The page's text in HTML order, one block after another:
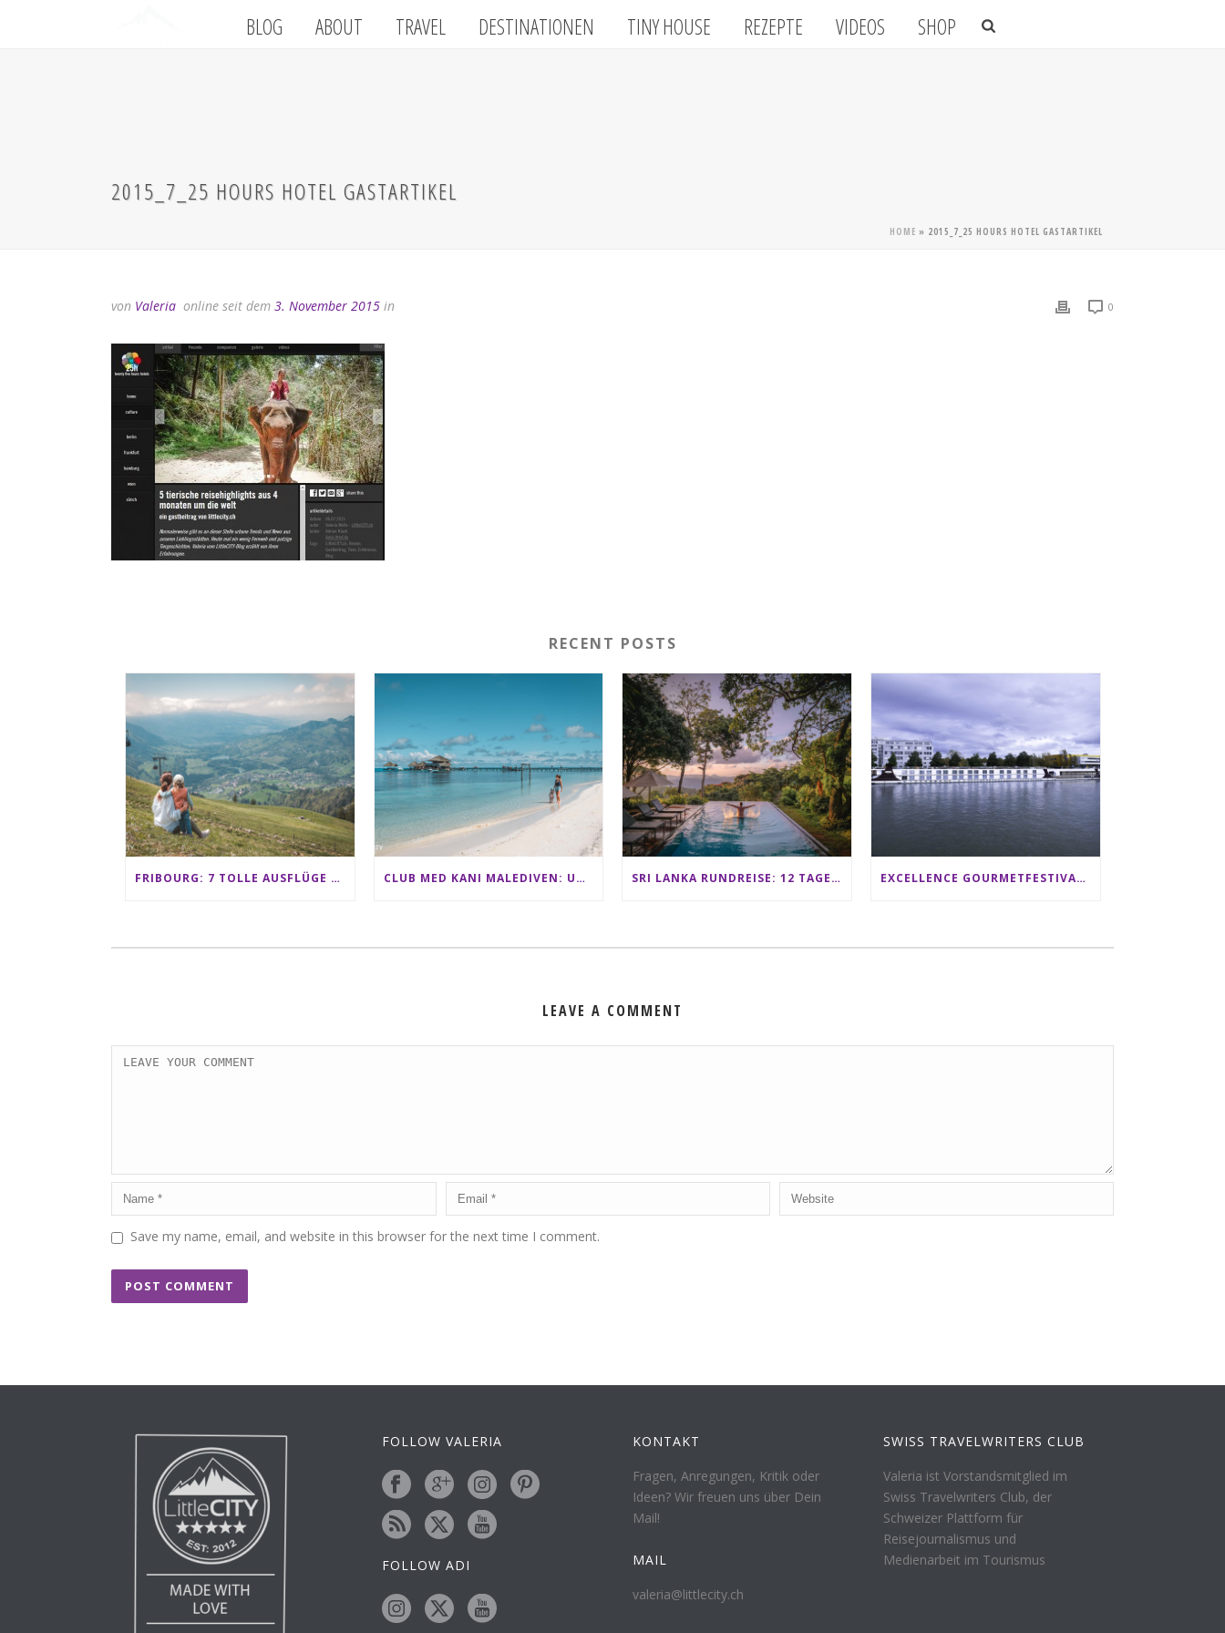
BLOG ABOUT TRAVEL DESTINATIONEN TINY HOUSE REZEPTE VIDEOS SHOP
2015_7_25 HOURS HOTEL GASTARTIKEL
HOME » 2015_7_25 HOURS HOTEL GASTARTIKEL
von Valeria online seit dem 3. November 2015 in 0
RECENT POSTS
FRIBOURG: 7 TOLLE AUSFLÜGE FÜR FAMILIEN VON CHARMEY BIS LES PACCOTS CLUB MED KANI MALEDIVEN: UNSERE ERFAHRUNGEN IM ALL-INCLUSIVE PARADIES SRI LANKA RUNDREISE: 12 TAGE ZWISCHEN ELEFANTEN, TEEPLANTAGEN & STRAND ALS FAMILIE EXCELLENCE GOURMETFESTIVAL ´25: ZWEI STERNEKÖCHE ANTONIO GUIDA & DARIO MORESCO VERWÖHNEN IHRE GÄSTE AUF EINER LUXERIÖSEN SCHIFFSREISE
LEAVE A COMMENT
Save my name, email, and website in this browser for the next time I comment.
FOLLOW VALERIA
FOLLOW ADI
KONTAKT
Fragen, Anregungen, Kritik oder
Ideen? Wir freuen uns über Dein
Mail!
MAIL
valeria@littlecity.ch
SWISS TRAVELWRITERS CLUB
Valeria ist Vorstandsmitglied im
Swiss Travelwriters Club, der
Schweizer Plattform für
Reisejournalismus und
Medienarbeit im Tourismus